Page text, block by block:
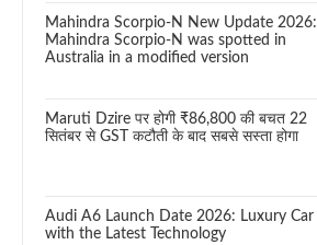
Mahindra Scorpio-N New Update 2026:
Mahindra Scorpio-N was spotted in
Australia in a modified version
Maruti Dzire पर होगी ₹86,800 की बचत 22
सितंबर से GST कटौती के बाद सबसे सस्ता होगा
Audi A6 Launch Date 2026: Luxury Car
with the Latest Technology